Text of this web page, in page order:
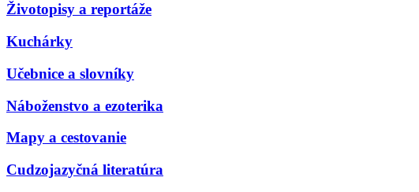
Životopisy a reportáže
Kuchárky
Učebnice a slovníky
Náboženstvo a ezoterika
Mapy a cestovanie
Cudzojazyčná literatúra